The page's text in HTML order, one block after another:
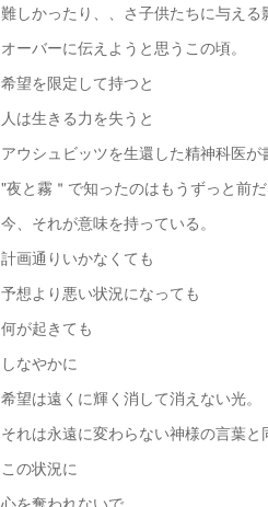
難しかったり、、さ子供たちに与え
オーバーに伝えようと思うこの頃。
希望を限定して持つと
人は生きる力を失うと
アウシュビッツを生還した精神科医が
"夜と霧＂で知ったのはもうずっと前だ
今、それが意味を持っている。
計画通りいかなくても
予想より悪い状況になっても
何が起きても
しなやかに
希望は遠くに輝く消して消えない光。
それは永遠に変わらない神様の言葉と
この状況に